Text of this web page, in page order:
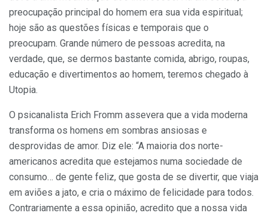
preocupação principal do homem era sua vida espiritual;
hoje são as questões físicas e temporais que o
preocupam. Grande número de pessoas acredita, na
verdade, que, se dermos bastante comida, abrigo, roupas,
educação e divertimentos ao homem, teremos chegado à
Utopia.
O psicanalista Erich Fromm assevera que a vida moderna
transforma os homens em sombras ansiosas e
desprovidas de amor. Diz ele: “A maioria dos norte-
americanos acredita que estejamos numa sociedade de
consumo… de gente feliz, que gosta de se divertir, que viaja
em aviões a jato, e cria o máximo de felicidade para todos.
Contrariamente a essa opinião, acredito que a nossa vida